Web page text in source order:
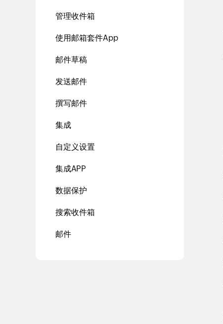
管理收件箱
使用邮箱套件App
邮件草稿
发送邮件
撰写邮件
集成
自定义设置
集成APP
数据保护
搜索收件箱
邮件